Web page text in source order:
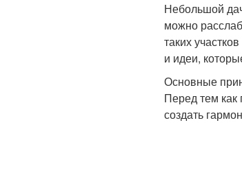
Небольшой
можно
таких
и идеи,
Основные
Перед тем как
создать